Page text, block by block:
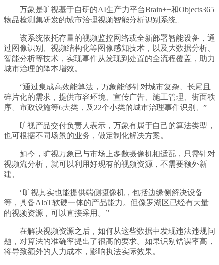
万象是旷视基于自研的AI生产力平台Brain++和Objects365
物品检测集研发的城市治理视频智能分析识别系统。
该系统依托存量的视频监控网络或全新部署智能设备，通
过图像识别、视频结构化等图像感知技术，以及大数据分析、
智能分析等技术，实现事件从发现到处置的全流程覆盖，助力
城市治理的降本增效。
“通过集成高效能算法，万象能够针对城市复杂、长尾且
碎片化的需求，提供市容环境、宣传广告、施工管理、街面秩
序、市政设施等6大类，及22个小类的城市治理事件识别。”
旷视产品交付负责人表示，万象有属于自己的算法类型，
也可根据不同场景的业务，做定制化解决方案。
如今，旷视万象已与市场上多数摄像机相适配，只需针对
视频流分析，就可以利用好现有的视频资源，不需要额外新
建。
“旷视其实也能提供端侧摄像机，包括边缘侧解决设备
等，具备AIoT软硬一体的产品能力。但像罗湖区已经有大量
的视频资源，可以直接采用。”
在解决视频资源之后，如何从这些数据中发现违法违规问
题，对算法的准确率提出了很高的要求。如果识别错误率高，
将导致额外的人力成本，影响执法实际效果。